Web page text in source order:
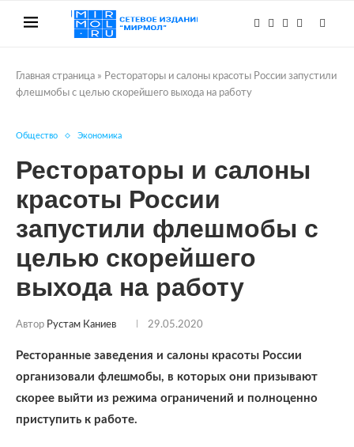
Главная страница » Рестораторы и салоны красоты России запустили
флешмобы с целью скорейшего выхода на работу
Общество Экономика
Рестораторы и салоны
красоты России
запустили флешмобы с
целью скорейшего
выхода на работу
Автор Рустам Каниев 29.05.2020
Ресторанные заведения и салоны красоты России
организовали флешмобы, в которых они призывают
скорее выйти из режима ограничений и полноценно
приступить к работе.